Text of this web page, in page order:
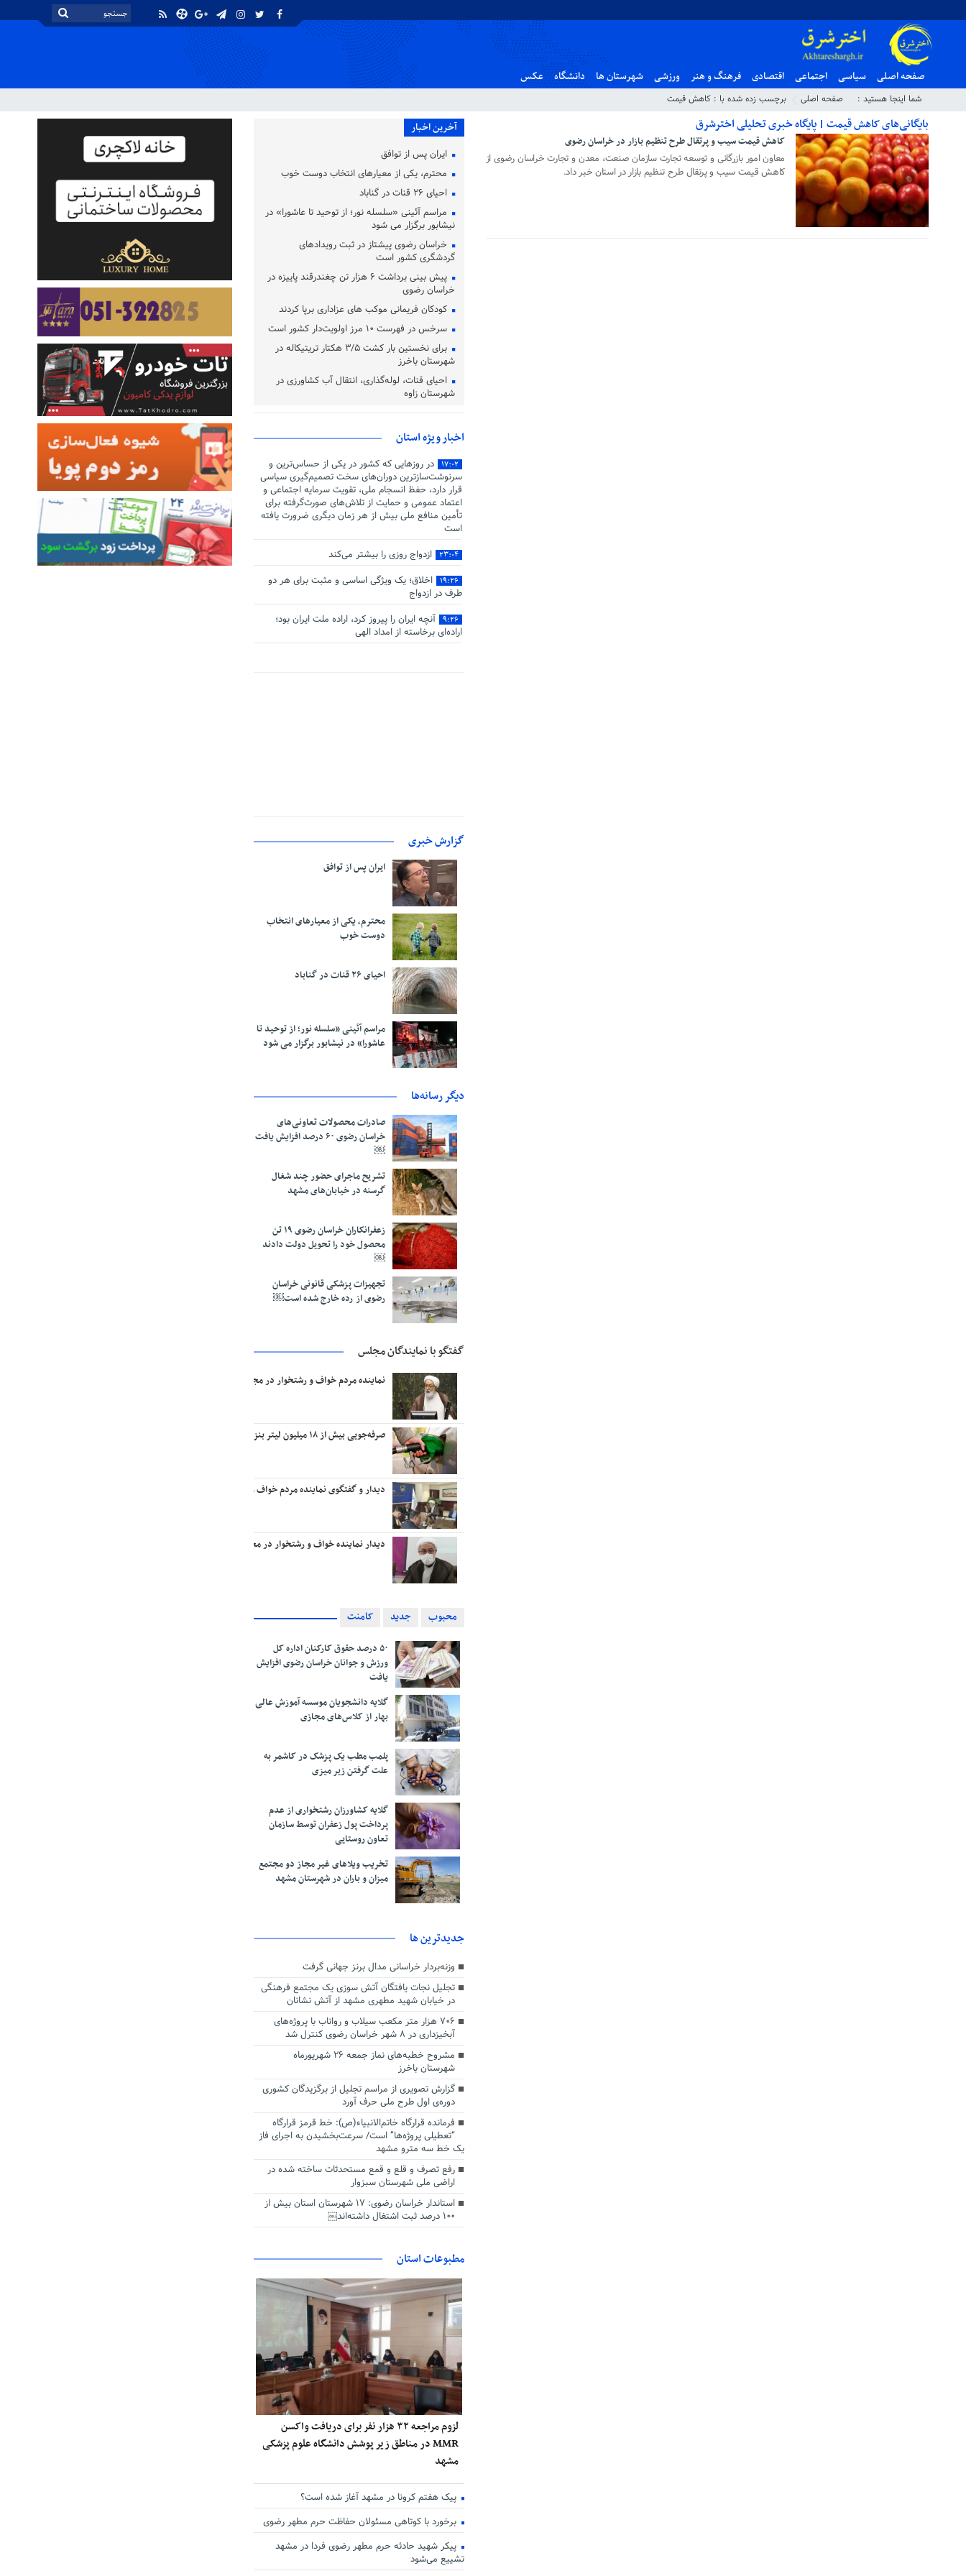
صفحه اصلی سیاسی اجتماعی اقتصادی فرهنگ و هنر ورزشی شهرستان ها دانشگاه عکس
شما اینجا هستید : صفحه اصلی برچسب زده شده با : کاهش قیمت
بایگانی‌های کاهش قیمت | پایگاه خبری تحلیلی اخترشرق
۰۷ فروردین ۱۳۹۹
کاهش قیمت سیب و پرتقال طرح تنظیم بازار در خراسان رضوی
معاون امور بازرگانی و توسعه تجارت سازمان صنعت، معدن و تجارت خراسان رضوی از
کاهش قیمت سیب و پرتقال طرح تنظیم بازار در استان خبر داد.
آخرین اخبار
ایران پس از توافق
محترم، یکی از معیارهای انتخاب دوست خوب
احیای ۲۶ قنات در گناباد
مراسم آئینی «سلسله نور؛ از توحید تا عاشورا» در
نیشابور برگزار می شود
خراسان رضوی پیشتاز در ثبت رویدادهای
گردشگری کشور است
پیش‌ بینی برداشت ۶ هزار تن چغندرقند پاییزه در
خراسان رضوی
کودکان فریمانی موکب های عزاداری برپا کردند
سرخس در فهرست ۱۰ مرز اولویت‌دار کشور است
برای نخستین بار کشت ۳/۵ هکتار تریتیکاله در
شهرستان باخرز
احیای قنات، لوله‌گذاری، انتقال آب کشاورزی در
شهرستان زاوه
اخبار ویژه استان
۱۷:۰۲
در روزهایی که کشور در یکی از حساس‌ترین و
سرنوشت‌سازترین دوران‌های سخت تصمیم‌گیری سیاسی
قرار دارد، حفظ انسجام ملی، تقویت سرمایه اجتماعی و
اعتماد عمومی و حمایت از تلاش‌های صورت‌گرفته برای
تأمین منافع ملی بیش از هر زمان دیگری ضرورت یافته
است
۲۳:۰۴ ازدواج روزی را بیشتر می‌کند
۱۹:۲۶
اخلاق؛ یک ویژگی اساسی و مثبت برای هر دو
طرف در ازدواج
۹:۲۶
آنچه ایران را پیروز کرد، اراده ملت ایران بود؛
اراده‌ای برخاسته از امداد الهی
گزارش خبری
ایران پس از توافق
محترم، یکی از معیارهای انتخاب
دوست خوب
احیای ۲۶ قنات در گناباد
مراسم آئینی «سلسله نور؛ از توحید تا
عاشورا» در نیشابور برگزار می شود
دیگر رسانه‌ها
صادرات محصولات تعاونی‌های
خراسان رضوی ۶۰ درصد افزایش یافت
￼
تشریح ماجرای حضور چند شغال
گرسنه در خیابان‌های مشهد
زعفرانکاران خراسان رضوی ۱۹ تن
محصول خود را تحویل دولت دادند
￼
تجهیزات پزشکی قانونی خراسان
رضوی از رده خارج شده است￼
گفتگو با نمایندگان مجلس
نماینده مردم خواف و رشتخوار در مجلس: تا وقتی متون درسی متحول نشود تحول در مجموعه‌های آموزشی
صرفه‌جویی بیش از ۱۸ میلیون لیتر بنزین در منطقه تربت‌حیدریه￼
دیدار و گفتگوی نماینده مردم خواف و رشتخوار در مجلس با وزیر راه و شهرسازی
دیدار نماینده خواف و رشتخوار در مجلس با وزیر میراث فرهنگی، گردشگری و صنایع‌دستی￼
محبوب جدید کامنت
۵۰ درصد حقوق کارکنان اداره کل
ورزش و جوانان خراسان رضوی افزایش
یافت
گلایه دانشجویان موسسه آموزش عالی
بهار از کلاس‌های مجازی
پلمب مطب یک پزشک در کاشمر به
علت گرفتن زیر میزی
گلایه کشاورزان رشتخواری از عدم
پرداخت پول زعفران توسط سازمان
تعاون روستایی
تخریب ویلاهای غیر مجاز دو مجتمع
میزان و باران در شهرستان مشهد
جديدترين ها
وزنه‌بردار خراسانی مدال برنز جهانی گرفت
تجلیل نجات یافتگان آتش سوزی یک مجتمع فرهنگی
در خیابان شهید مطهری مشهد از آتش نشانان
۷۰۶ هزار متر مکعب سیلاب و رواناب با پروژه‌های
آبخیزداری در ۸ شهر خراسان رضوی کنترل شد
مشروح خطبه‌های نماز جمعه ۲۶ شهریورماه
شهرستان باخرز
گزارش تصویری از مراسم تجلیل از برگزیدگان کشوری
دوره‌ی اول طرح ملی حرف آورد
فرمانده قرارگاه خاتم‌الانبیاء(ص): خط قرمز قرارگاه
“تعطیلی پروژه‌ها” است/ سرعت‌بخشیدن به اجرای فاز
یک خط سه مترو مشهد
رفع تصرف و قلع و قمع مستحدثات ساخته شده در
اراضی ملی شهرستان سبزوار
استاندار خراسان رضوی: ۱۷ شهرستان استان بیش از
۱۰۰ درصد ثبت اشتغال داشته‌اند￼
مطبوعات استان
لزوم مراجعه ۳۲ هزار نفر برای دریافت واکسن
MMR در مناطق زیر پوشش دانشگاه علوم پزشکی
مشهد
پیک هفتم کرونا در مشهد آغاز شده است؟
برخورد با کوتاهی مسئولان حفاظت حرم مطهر رضوی
پیکر شهید حادثه حرم مطهر رضوی فردا در مشهد
تشییع می‌شود